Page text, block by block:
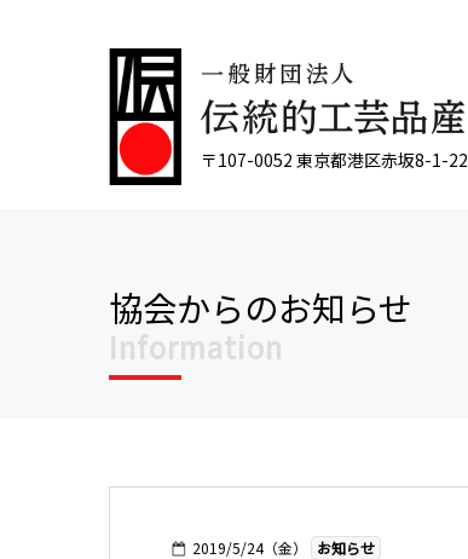
〒107-0052 東京都港区赤坂8-1-22
協会からのお知らせ
Information
2019/5/24（金） お知らせ